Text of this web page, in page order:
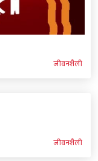
जीवनशैली
जीवनशैली